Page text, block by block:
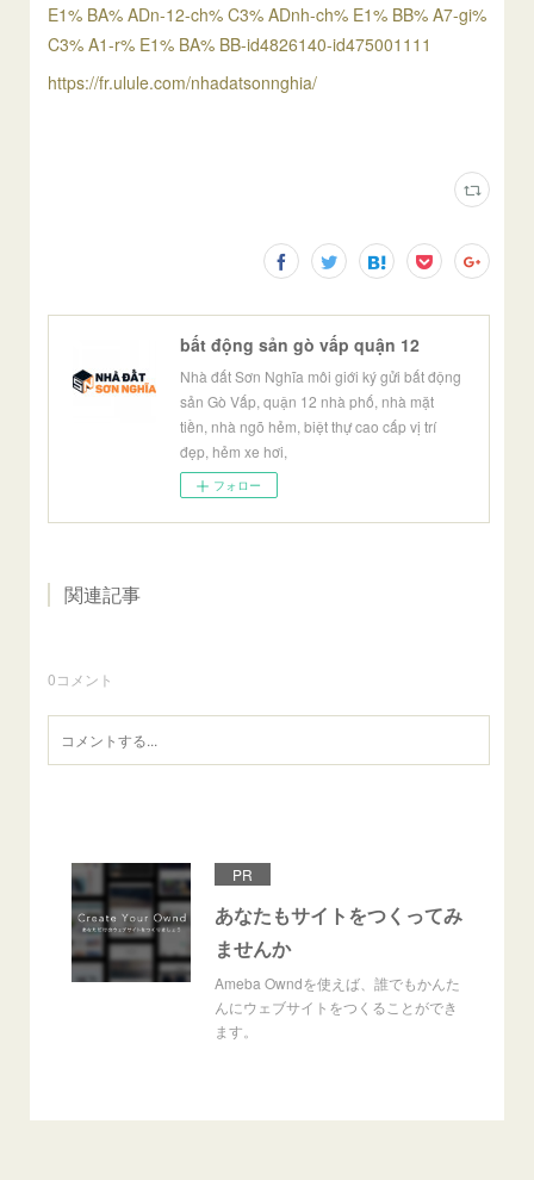
E1% BA% ADn-12-ch% C3% ADnh-ch% E1% BB% A7-gi%
C3% A1-r% E1% BA% BB-id4826140-id475001111
https://fr.ulule.com/nhadatsonnghia/
bất động sản gò vấp quận 12
Nhà đất Sơn Nghĩa môi giới ký gửi bất động
sản Gò Vấp, quận 12 nhà phố, nhà mặt
tiền, nhà ngõ hẻm, biệt thự cao cấp vị trí
đẹp, hẻm xe hơi,
フォロー
関連記事
0コメント
PR
あなたもサイトをつくってみ
ませんか
Ameba Owndを使えば、誰でもかんた
んにウェブサイトをつくることができ
ます。